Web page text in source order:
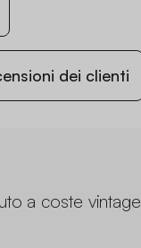
dei clienti
a coste vintage